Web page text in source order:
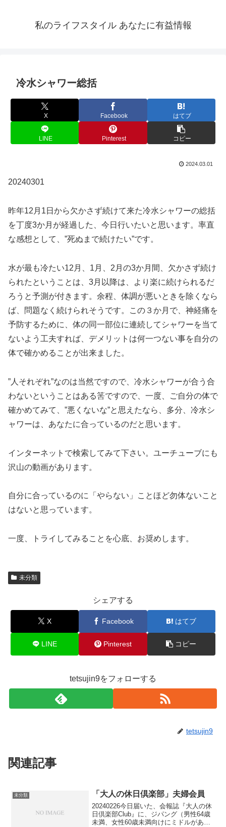
私のライフスタイル あなたに有益情報
冷水シャワー総括
X Facebook はてブ
LINE Pinterest コピー
2024.03.01
20240301
昨年12月1日から欠かさず続けて来た冷水シャワーの総括
を丁度3か月が経過した、今日行いたいと思います。率直
な感想として、”死ぬまで続けたい”です。
水が最も冷たい12月、1月、2月の3か月間、欠かさず続け
られたということは、3月以降は、より楽に続けられるだ
ろうと予測が付きます。余程、体調が悪いときを除くなら
ば、問題なく続けられそうです。この３か月で、神経痛を
予防するために、体の同一部位に連続してシャワーを当て
ないよう工夫すれば、デメリットは何一つない事を自分の
体で確かめることが出来ました。
”人それぞれ”なのは当然ですので、冷水シャワーが合う合
わないということはある筈ですので、一度、ご自分の体で
確かめてみて、”悪くないな”と思えたなら、多分、冷水シ
ャワーは、あなたに合っているのだと思います。
インターネットで検索してみて下さい。ユーチューブにも
沢山の動画があります。
自分に合っているのに「やらない」ことほど勿体ないこと
はないと思っています。
一度、トライしてみることを心底、お奨めします。
未分類
シェアする
X Facebook はてブ
LINE Pinterest コピー
tetsujin9をフォローする
tetsujin9
関連記事
未分類 「大人の休日倶楽部」夫婦会員
20240226今日届いた、会報誌『大人の休
日倶楽部Club』に、ジパング（男性64歳
未満、女性60歳未満向けにミドルがあり